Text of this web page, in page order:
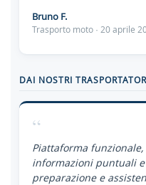
Bruno F.
Trasporto moto · 20 aprile
DAI NOSTRI
“
Piattaforma
informazioni puntuali
preparazione e